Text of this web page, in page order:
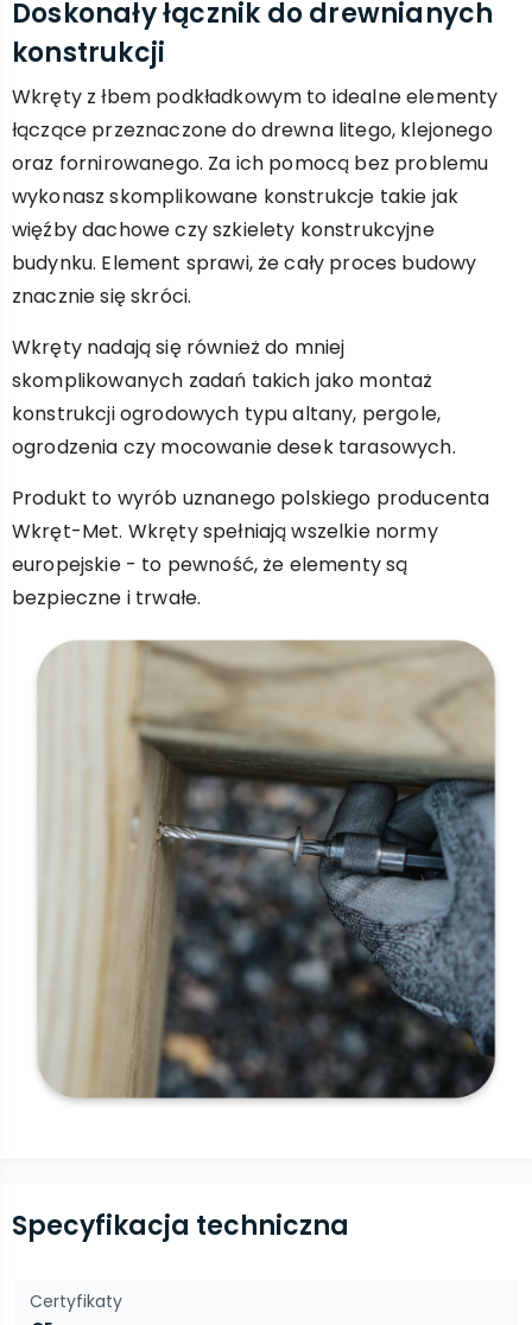
Doskonały łącznik do drewnianych
konstrukcji
Wkręty z łbem podkładkowym to idealne elementy
łączące przeznaczone do drewna litego, klejonego
oraz fornirowanego. Za ich pomocą bez problemu
wykonasz skomplikowane konstrukcje takie jak
więźby dachowe czy szkielety konstrukcyjne
budynku. Element sprawi, że cały proces budowy
znacznie się skróci.
Wkręty nadają się również do mniej
skomplikowanych zadań takich jako montaż
konstrukcji ogrodowych typu altany, pergole,
ogrodzenia czy mocowanie desek tarasowych.
Produkt to wyrób uznanego polskiego producenta
Wkręt-Met. Wkręty spełniają wszelkie normy
europejskie - to pewność, że elementy są
bezpieczne i trwałe.
Specyfikacja techniczna
Certyfikaty